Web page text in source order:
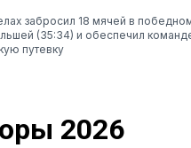
забросил 18 мячей в
(35:34) и обеспечил
путевку
2026